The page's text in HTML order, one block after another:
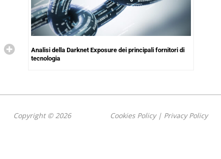
Analisi della Darknet Exposure dei principali fornitori di
tecnologia
Copyright © 2026 Cookies Policy| Privacy Policy